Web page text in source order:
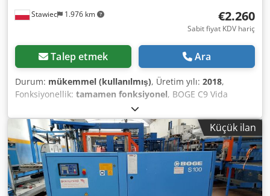
Stawiec 1.976 km €2.260
Sabit fiyat KDV hariç
Talep etmek Ara
Durum: mükemmel (kullanılmış), Üretim yılı: 2018,
Fonksiyonellik: tamamen fonksiyonel, BOGE C9 Vida
Kompresör – Bakımdan Geçirilmiş Teknik Özellikler:
Hacimsel Verim: 1,06 m³/dak (1060 L/dak); Motor Gücü: 7,5
kW; Maksimum Basınç: 10 bar; Üretim Yılı: 2018;
Dkedpfxezmtp Aj Adlor Çalışma Saati: 12222 saat; Net
Fiyat: 9800 PLN KDV Dahil Fiyat: 12054 PLN Aşağıdaki
videoyu izleyin.
Küçük ilan